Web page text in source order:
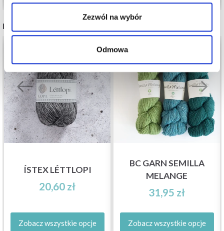
Zezwól na wybór
Odmowa
INNI TEŻ WIDZIELI
ÍSTEX LÉTTLOPI
20,60 zł
Zobacz wszystkie opcje
BC GARN SEMILLA
MELANGE
31,95 zł
Zobacz wszystkie opcje